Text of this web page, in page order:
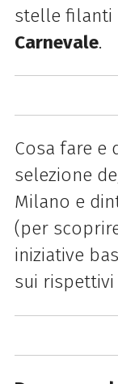
stelle filanti
Carnevale.
Cosa fare e
selezione
Milano e
(per
iniziative
sui rispettivi